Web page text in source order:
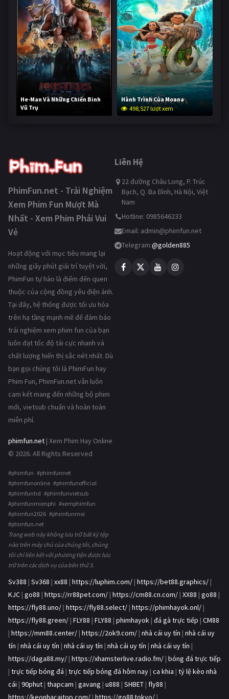
He-Man Và Những Chiến Binh
Vũ Trụ
247,998 lượt xem
Hành Trình Của Moana
498,527 lượt xem
PhimFun.net - Trải Nghiệm
Xem Phim Fun Mượt Mà
Nhất - Xem Phim Phải Vui
Vẻ
Hoạt động với mục tiêu mang lại
những giây phút giải trí tuyệt vời,
PhimFun tự hào là điểm đến quen
thuộc của cộng đồng yêu điện ảnh.
Tại đây, hệ thống được tối ưu hóa
trên hạ tầng mạnh mẽ để đảm bảo
trải nghiệm xem phim fun của bạn
luôn đạt tốc độ tải cực nhanh và
chất lượng hiển thị sắc nét nhất. Dù
bạn gọi chúng tôi là PhimFun hay
Phim Fun, PhimFun.net vẫn luôn
cam kết mang đến những bộ phim
mới, vietsub chuẩn và hoàn toàn
miễn phí.
phimfun.net | Xem Phim Hay Online
© 2026. All Rights Reserved
#phimfun #phimfunnet
#phimfunonline #phimfunofficial
#phimfunhd #phimfunvietsub
#phimfunmienphi #xemphimfun
#phimfun2026 #phimfunmoi
#phimfun.net
Trang web này không lưu trữ bất kỳ tệp
nào trên máy chủ của chúng tôi, chúng
tôi chỉ liên kết với phương tiện được lưu
trữ trên các dịch vụ của bên thứ 3.
Liên Hệ
22 đường Châu Long, P. Trúc
Bạch, Q. Ba Đình, Hà Nội, Việt
Nam
Hotline: 0985646233
Email: admin@phimfun.net
Telegram:@golden885
Sv388 | Sv368 | xx88 | https://luphim.com/ | https://bet88.graphics/ |
KJC | go88 | https://rr88pet.com/ | https://cm88.cn.com/ | XX88 | go88 |
https://fly88.uno/ | https://fly88.select/ | https://phimhayok.onl/ |
https://fly88.green/ | FLY88 | FLY88 | phimhayok | đá gà trực tiếp | CM88
| https://mm88.center/ | https://2ok9.com/ | nhà cái uy tín | nhà cái uy
tín | nhà cái uy tín | nhà cái uy tín | nhà cái uy tín | nhà cái uy tín |
https://daga88.my/ | https://xhamsterlive.radio.fm/ | bóng đá trực tiếp
| trực tiếp bóng đá | trực tiếp bóng đá hôm nay | ca khia | tỷ lệ kèo nhà
cái | 90phut | thapcam | gavang | u888 | SHBET | fly88 |
https://keonhacaitop.com/ | https://go88.tokyo/ |